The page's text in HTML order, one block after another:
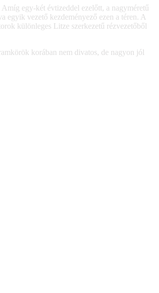
egy-két évtizeddel ezelőtt, a nagyméretű
egyik vezető kezdeményező ezen a téren. A
különleges Litze szerkezetű rézvezetőből
korában nem divatos, de nagyon jól